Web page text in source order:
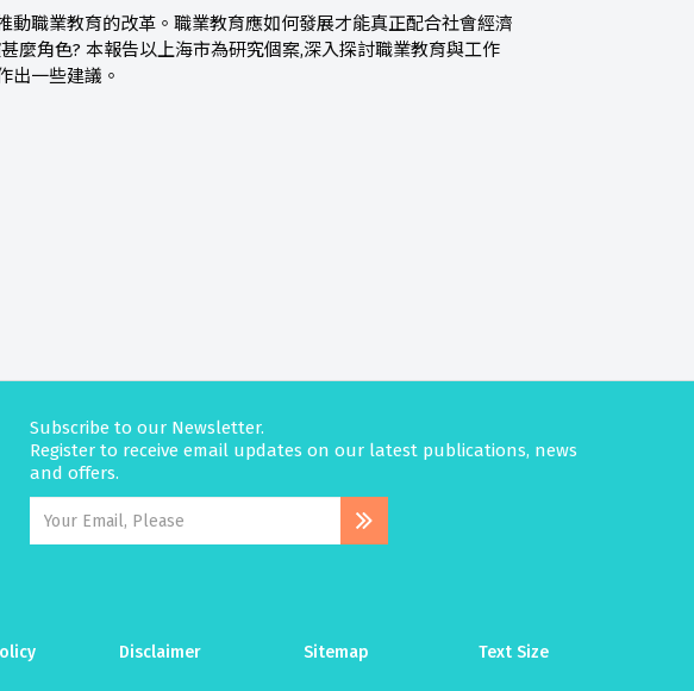
職業教育的改革。職業教育應如何發展才能真正配合社會經濟
麼角色? 本報告以上海市為研究個案,深入探討職業教育與工作
出一些建議。
Subscribe to our Newsletter.
Register to receive email updates on our latest publications, news
and offers.
Disclaimer Sitemap Text Size